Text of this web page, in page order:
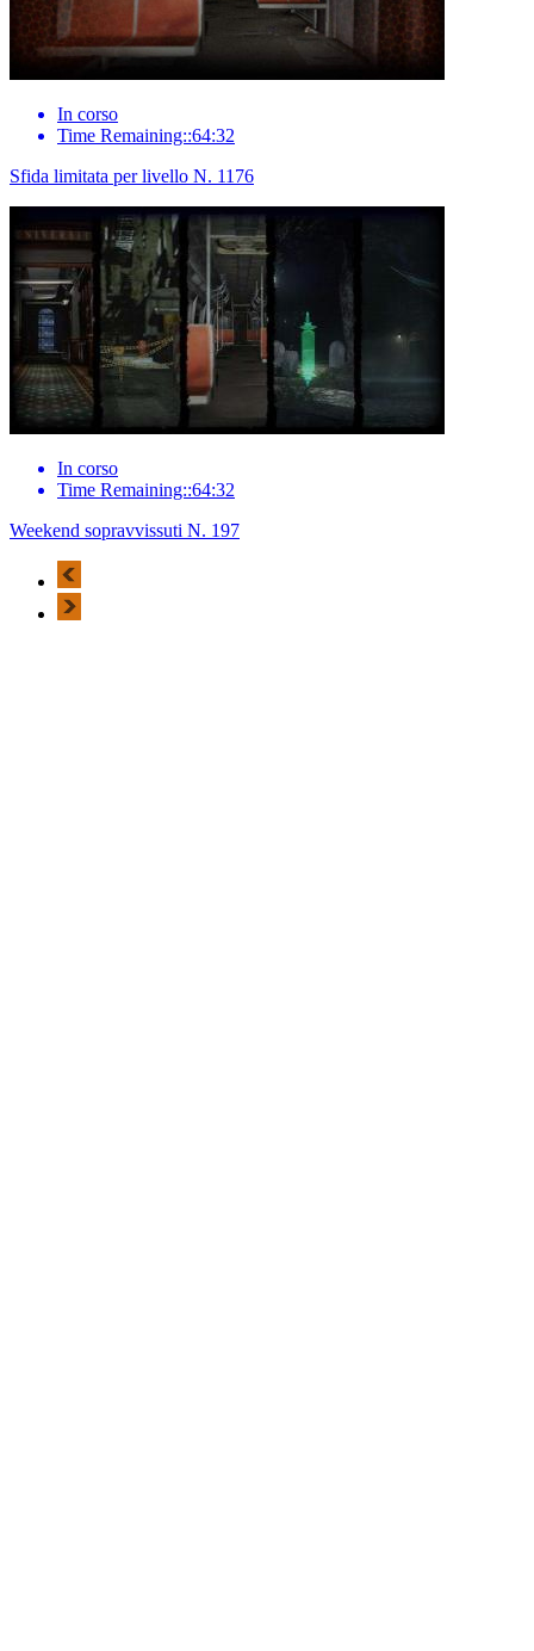
In corso
Time Remaining::64:32
Sfida limitata per livello N. 1176
In corso
Time Remaining::64:32
Weekend sopravvissuti N. 197